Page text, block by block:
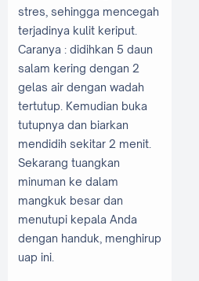
stres, sehingga mencegah
terjadinya kulit keriput.
Caranya : didihkan 5 daun
salam kering dengan 2
gelas air dengan wadah
tertutup. Kemudian buka
tutupnya dan biarkan
mendidih sekitar 2 menit.
Sekarang tuangkan
minuman ke dalam
mangkuk besar dan
menutupi kepala Anda
dengan handuk, menghirup
uap ini.